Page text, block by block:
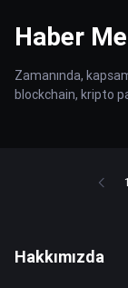
Haber
Zamanında,
blockchain, kripto
1
Hakkımızda